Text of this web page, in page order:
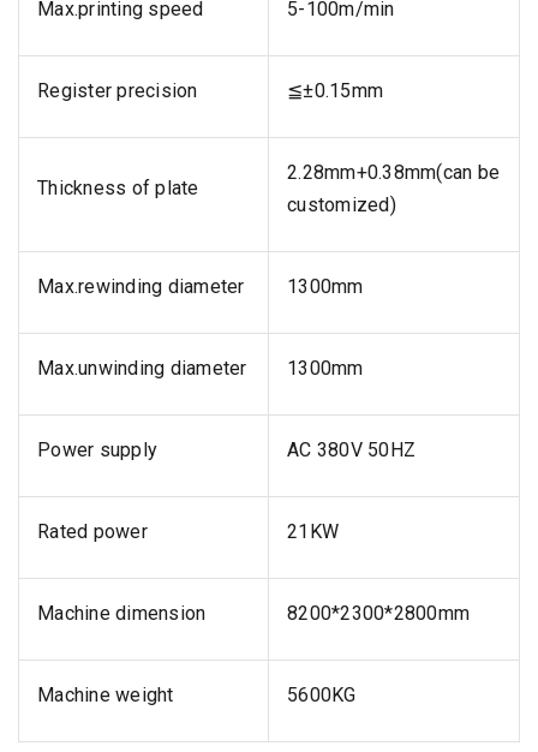
Max.printing speed 5-100m/min
Register precision ≦±0.15mm
Thickness of plate
2.28mm+0.38mm(can be
customized)
Max.rewinding diameter 1300mm
Max.unwinding diameter 1300mm
Power supply AC 380V 50HZ
Rated power 21KW
Machine dimension 8200*2300*2800mm
Machine weight 5600KG